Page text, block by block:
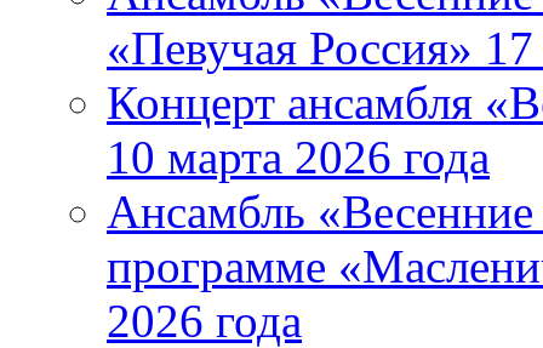
«Певучая Россия»
Концерт ансамбля
10 марта 2026 года
Ансамбль «Весенние
программе
2026 года